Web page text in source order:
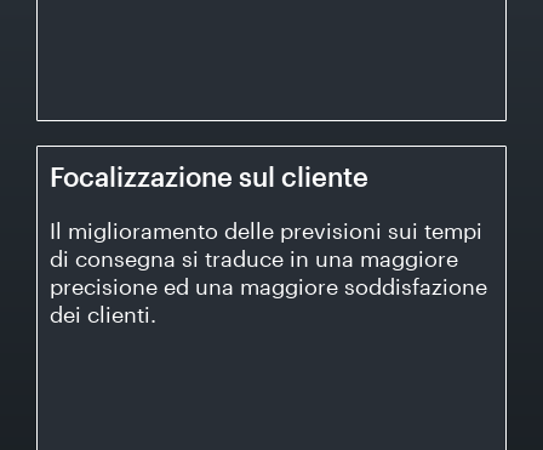
Focalizzazione sul cliente
Il miglioramento delle previsioni sui tempi
di consegna si traduce in una maggiore
precisione ed una maggiore soddisfazione
dei clienti.
Focalizzazione sul
cliente
Il miglioramento delle previsioni sui tempi di consegna si
traduce in una maggiore precisione ed una maggiore